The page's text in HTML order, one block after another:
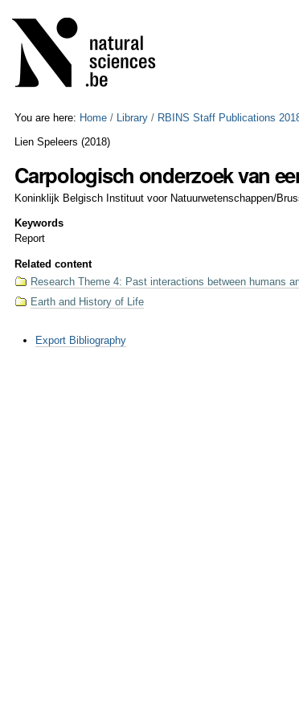
to
content.
Skip
to
navigation
tools
You are here: Home / Library / RBINS Staff Publications
Lien Speleers (2018)
Carpologisch onderzoek van
Koninklijk Belgisch Instituut voor Natuurwetenschappen/
Keywords
Report
Related content
Research Theme 4: Past interactions between humans
Earth and History of Life
ActionsExport Bibliography